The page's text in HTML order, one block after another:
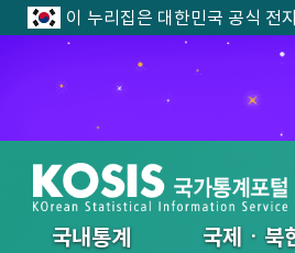
이 누리집은 대한민국 공식 전
국내통계 국제ㆍ북